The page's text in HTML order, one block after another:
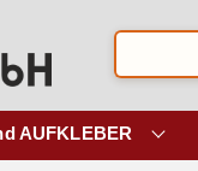
AUFKLEBER